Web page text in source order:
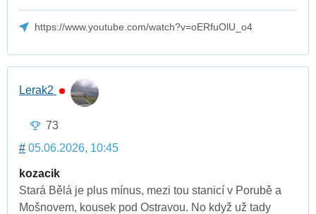
https://www.youtube.com/watch?v=oERfuOlU_o4
Lerak2
73
# 05.06.2026, 10:45
kozacik
Stará Bělá je plus mínus, mezi tou stanicí v Porubě a
Mošnovem, kousek pod Ostravou. No když už tady